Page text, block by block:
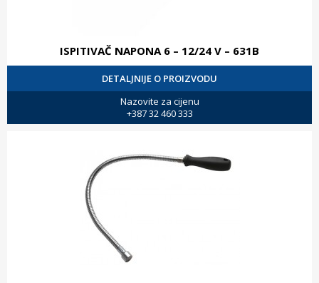
ISPITIVAČ NAPONA 6 – 12/24 V – 631B
DETALJNIJE O PROIZVODU
Nazovite za cijenu
+387 32 460 333